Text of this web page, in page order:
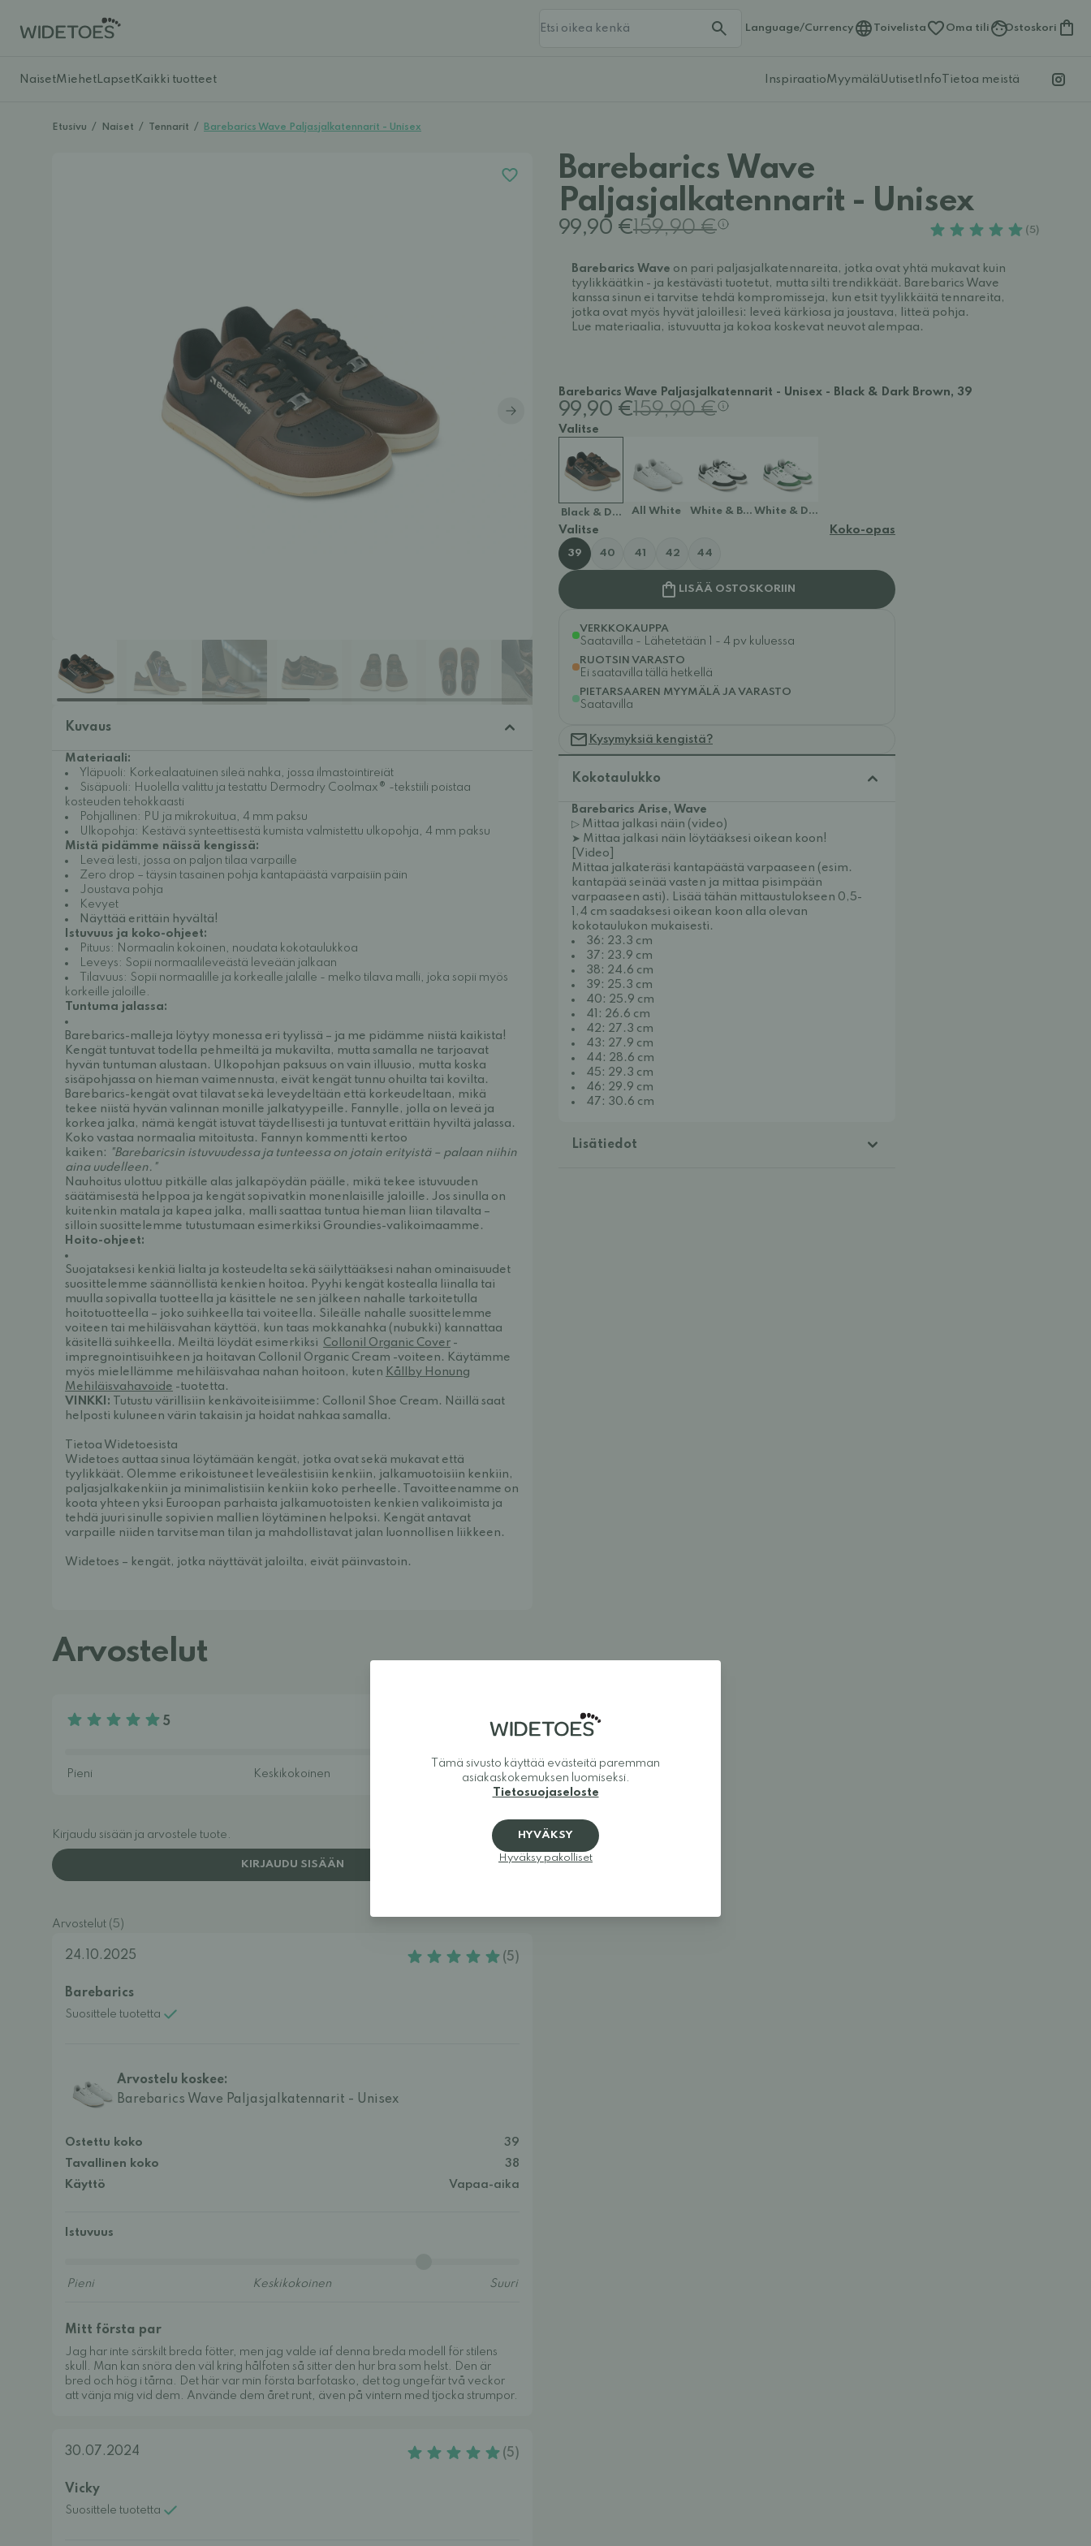
Language/Currency Toivelista Oma tili Ostoskori
NaisetMiehet Lapset Kaikki tuotteet InspiraatioMyymälä Uutiset Info Tietoa meistä
Etusivu / Naiset / Tennarit / Barebarics Wave Paljasjalkatennarit - Unisex
Kuvaus
Materiaali:
Yläpuoli: Korkealaatuinen sileä nahka, jossa ilmastointireiät
Sisäpuoli: Huolella valittu ja testattu Dermodry Coolmax® -tekstiili poistaa
kosteuden tehokkaasti
Pohjallinen: PU ja mikrokuitua, 4 mm paksu
Ulkopohja: Kestävä synteettisestä kumista valmistettu ulkopohja, 4 mm paksu
Mistä pidämme näissä kengissä:
Leveä lesti, jossa on paljon tilaa varpaille
Zero drop – täysin tasainen pohja kantapäästä varpaisiin päin
Joustava pohja
Kevyet
Näyttää erittäin hyvältä!
Istuvuus ja koko-ohjeet:
Pituus: Normaalin kokoinen, noudata kokotaulukkoa
Leveys: Sopii normaalileveästä leveään jalkaan
Tilavuus: Sopii normaalille ja korkealle jalalle - melko tilava malli, joka sopii myös
korkeille jaloille.
Tuntuma jalassa:
Barebarics-malleja löytyy monessa eri tyylissä – ja me pidämme niistä kaikista!
Kengät tuntuvat todella pehmeiltä ja mukavilta, mutta samalla ne tarjoavat
hyvän tuntuman alustaan. Ulkopohjan paksuus on vain illuusio, mutta koska
sisäpohjassa on hieman vaimennusta, eivät kengät tunnu ohuilta tai kovilta.
Barebarics-kengät ovat tilavat sekä leveydeltään että korkeudeltaan, mikä
tekee niistä hyvän valinnan monille jalkatyypeille. Fannylle, jolla on leveä ja
korkea jalka, nämä kengät istuvat täydellisesti ja tuntuvat erittäin hyviltä jalassa.
Koko vastaa normaalia mitoitusta. Fannyn kommentti kertoo
kaiken:
"Barebaricsin istuvuudessa ja tunteessa on jotain erityistä – palaan niihin
aina uudelleen."
Nauhoitus ulottuu pitkälle alas jalkapöydän päälle, mikä tekee istuvuuden
säätämisestä helppoa ja kengät sopivatkin monenlaisille jaloille. Jos sinulla on
kuitenkin matala ja kapea jalka, malli saattaa tuntua hieman liian tilavalta –
silloin suosittelemme tutustumaan esimerkiksi Groundies-valikoimaamme.
Hoito-ohjeet:
Suojataksesi kenkiä lialta ja kosteudelta sekä säilyttääksesi nahan ominaisuudet
suosittelemme säännöllistä kenkien hoitoa. Pyyhi kengät kostealla liinalla tai
muulla sopivalla tuotteella ja käsittele ne sen jälkeen nahalle tarkoitetulla
hoitotuotteella – joko suihkeella tai voiteella. Sileälle nahalle suosittelemme
voiteen tai mehiläisvahan käyttöä, kun taas mokkanahka (nubukki) kannattaa
käsitellä suihkeella. Meiltä löydät esimerkiksi Collonil Organic Cover -
impregnointisuihkeen ja hoitavan Collonil Organic Cream -voiteen. Käytämme
myös mielellämme mehiläisvahaa nahan hoitoon, kuten Kållby Honung
Mehiläisvahavoide -tuotetta.
VINKKI: Tutustu värillisiin kenkävoiteisiimme: Collonil Shoe Cream . Näillä saat
helposti kuluneen värin takaisin ja hoidat nahkaa samalla.
Tietoa Widetoesista
Widetoes auttaa sinua löytämään kengät, jotka ovat sekä mukavat että
tyylikkäät. Olemme erikoistuneet leveälestisiin kenkiin, jalkamuotoisiin kenkiin,
paljasjalkakenkiin ja minimalistisiin kenkiin koko perheelle. Tavoitteenamme on
koota yhteen yksi Euroopan parhaista jalkamuotoisten kenkien valikoimista ja
tehdä juuri sinulle sopivien mallien löytäminen helpoksi. Kengät antavat
varpaille niiden tarvitseman tilan ja mahdollistavat jalan luonnollisen liikkeen.
Widetoes – kengät, jotka näyttävät jaloilta, eivät päinvastoin.
Arvostelut
5
Kirjaudu sisään ja arvostele tuote.
KIRJAUDU SISÄÄN
Arvostelut (5)
24.10.2025 (5)
Barebarics
Suosittele tuotetta
Arvostelu koskee:
Barebarics Wave Paljasjalkatennarit - Unisex
Ostettu koko
39
Tavallinen koko
38
Käyttö
Vapaa-aika
Istuvuus
Mitt första par
Jag har inte särskilt breda fötter, men jag valde iaf denna breda modell för stilens
skull. Man kan snöra den väl kring hålfoten så sitter den hur bra som helst. Den är
bred och hög i tårna. Det här var min första barfotasko, det tog ungefär två veckor
att vänja mig vid dem. Använde dem året runt, även på vintern med tjocka strumpor.
30.07.2024 (5)
Vicky
Suosittele tuotetta
Barebarics Wave
Paljasjalkatennarit - Unisex
99,90 €159,90 € (5)
Barebarics Wave on pari paljasjalkatennareita, jotka ovat yhtä mukavat kuin
tyylikkäätkin - ja kestävästi tuotetut, mutta silti trendikkäät. Barebarics Wave
kanssa sinun ei tarvitse tehdä kompromisseja, kun etsit tyylikkäitä tennareita,
jotka ovat myös hyvät jaloillesi: leveä kärkiosa ja joustava, litteä pohja.
Lue materiaalia, istuvuutta ja kokoa koskevat neuvot alempaa.
Barebarics Wave Paljasjalkatennarit - Unisex - Black & Dark Brown, 39
99,90 €159,90 €
Valitse
Black & Dark Brown
All White White & BlackWhite & Dark Green
Valitse Koko-opas
39 40 41 42 44
LISÄÄ OSTOSKORIIN
VERKKOKAUPPA
Saatavilla - Lähetetään 1 - 4 pv kuluessa
RUOTSIN VARASTO
Ei saatavilla tällä hetkellä
PIETARSAAREN MYYMÄLÄ JA VARASTO
Saatavilla
Kysymyksiä kengistä?
Kokotaulukko
Barebarics Arise, Wave
▷ Mittaa jalkasi näin (video)
➤ Mittaa jalkasi näin löytääksesi oikean koon!
[Video]
Mittaa jalkateräsi kantapäästä varpaaseen (esim.
kantapää seinää vasten ja mittaa pisimpään
varpaaseen asti). Lisää tähän mittaustulokseen 0,5-
1,4 cm saadaksesi oikean koon alla olevan
kokotaulukon mukaisesti.
36: 23.3 cm
37: 23.9 cm
38: 24.6 cm
39: 25.3 cm
40: 25.9 cm
41: 26.6 cm
42: 27.3 cm
43: 27.9 cm
44: 28.6 cm
45: 29.3 cm
46: 29.9 cm
47: 30.6 cm
Lisätiedot
Tämä sivusto käyttää evästeitä paremman
asiakaskokemuksen luomiseksi.
Tietosuojaseloste
HYVÄKSY
Hyväksy pakolliset